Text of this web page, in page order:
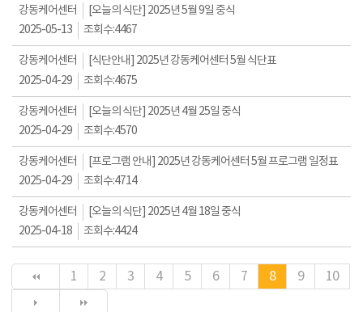
강동케어센터
[오늘의 식단] 2025년 5월 9일 중식
2025-05-13
조회수:4467
강동케어센터
[식단안내] 2025년 강동케어센터 5월 식단표
2025-04-29
조회수:4675
강동케어센터
[오늘의 식단] 2025년 4월 25일 중식
2025-04-29
조회수:4570
강동케어센터
[프로그램 안내] 2025년 강동케어센터 5월 프로그램 일정표
2025-04-29
조회수:4714
강동케어센터
[오늘의 식단] 2025년 4월 18일 중식
2025-04-18
조회수:4424
1 2 3 4 5 6 7 8 9 10